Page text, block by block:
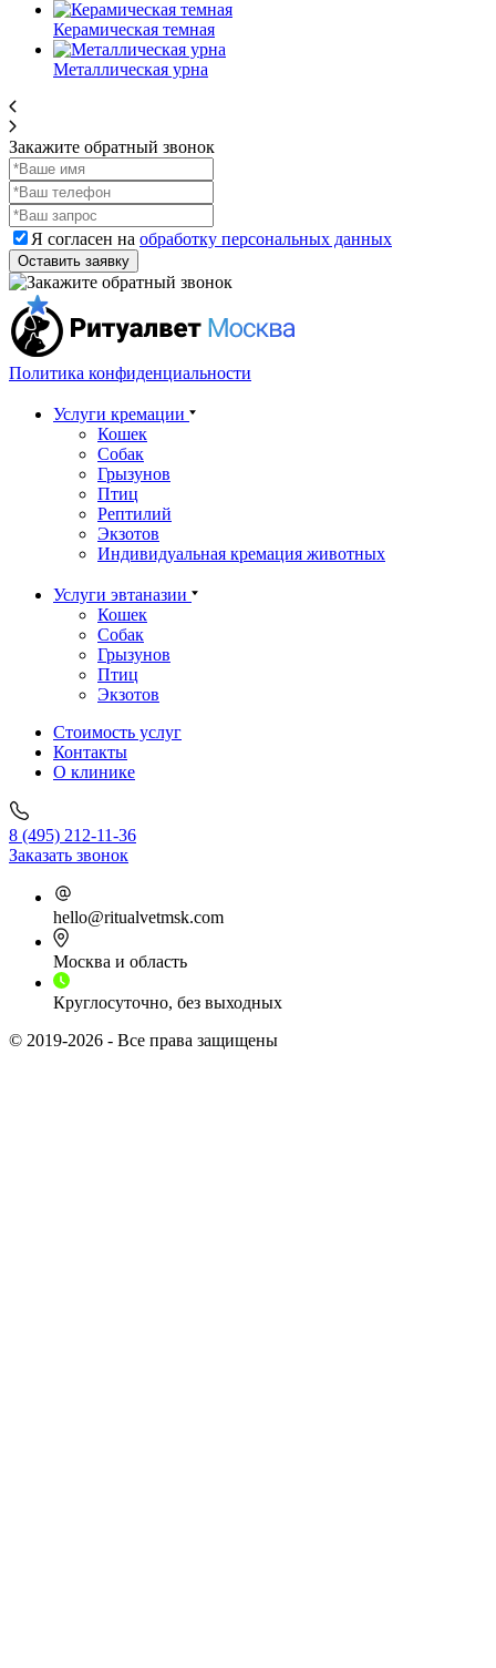
Керамическая темная
Металлическая урна
Закажите обратный звонок
Я согласен на обработку персональных данных
Оставить заявку
Политика конфиденциальности
Услуги кремации
Кошек
Собак
Грызунов
Птиц
Рептилий
Экзотов
Индивидуальная кремация животных
Услуги эвтаназии
Кошек
Собак
Грызунов
Птиц
Экзотов
Стоимость услуг
Контакты
О клинике
8 (495) 212-11-36
Заказать звонок
hello@ritualvetmsk.com
Москва и область
Круглосуточно, без выходных
© 2019-2026 - Все права защищены